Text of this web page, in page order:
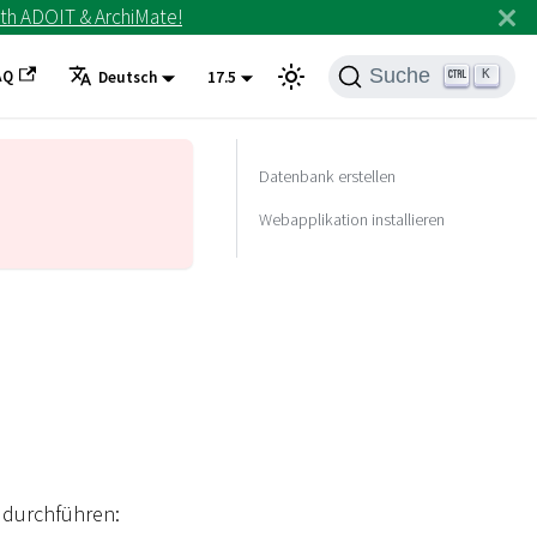
ADOIT & ArchiMate!
Deutsch 17.5 Suche K
Datenbank erstellen
Webapplikation installieren